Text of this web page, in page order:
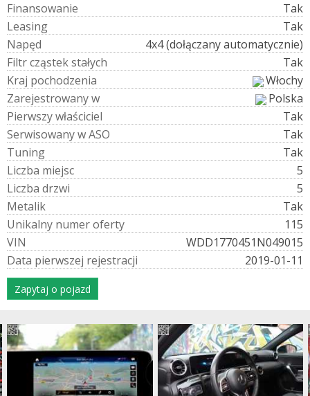
Finansowanie
Tak
Leasing
Tak
Napęd
4x4 (dołączany automatycznie)
Filtrcząstekstałych
Tak
Kraj pochodzenia
Włochy
Zarejestrowanyw
Polska
Pierwszywłaściciel
Tak
SerwisowanywASO
Tak
Tuning
Tak
Liczba miejsc
5
Liczba drzwi
5
Metalik
Tak
Unikalny numeroferty
115
VIN
WDD1770451N049015
Data pierwszej rejestracji 2019-01-11
Zapytaj o pojazd